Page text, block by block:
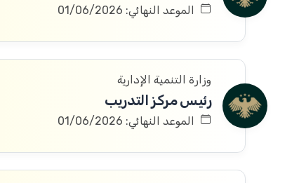
الموعد النهائي: 01/06/2026
وزارة التنمية الإدارية
رئيس مركز التدريب
الموعد النهائي: 01/06/2026